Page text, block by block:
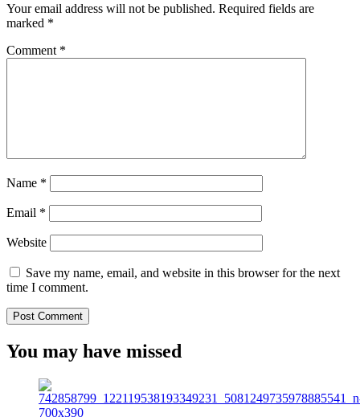
Your email address will not be published. Required fields are
marked *
Comment *
Name *
Email *
Website
Save my name, email, and website in this browser for the next
time I comment.
You may have missed